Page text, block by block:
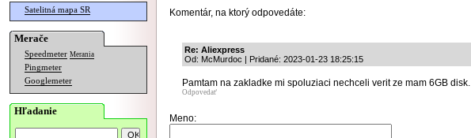
Satelitná mapa SR
Merače
Speedmeter Merania
Pingmeter
Googlemeter
Hľadanie
Komentár, na ktorý odpovedáte:
Re: Aliexpress
Od: McMurdoc | Pridané: 2023-01-23 18:25:15
Pamtam na zakladke mi spoluziaci nechceli verit ze mam 6GB disk.
Odpovedať
Meno: